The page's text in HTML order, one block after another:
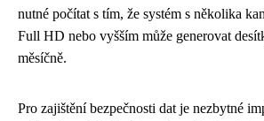
nutné počítat s tím, že systém s několika
Full HD nebo vyšším může generovat
měsíčně.
Pro zajištění bezpečnosti dat je nezbytné